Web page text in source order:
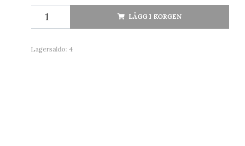
LÄGG I KORGEN
Lagersaldo: 4